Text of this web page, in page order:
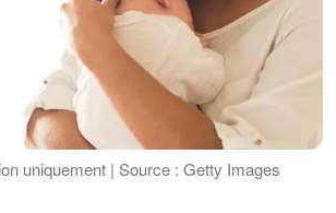
uniquement | Source : Getty Images